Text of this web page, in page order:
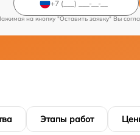
на кнопку "Оставить заявку" Вы
Этапы работ